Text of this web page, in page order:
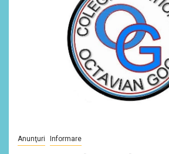
Anunţuri Informare